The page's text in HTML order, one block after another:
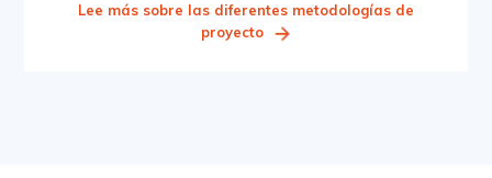
Lee más sobre las diferentes metodologías de
proyecto